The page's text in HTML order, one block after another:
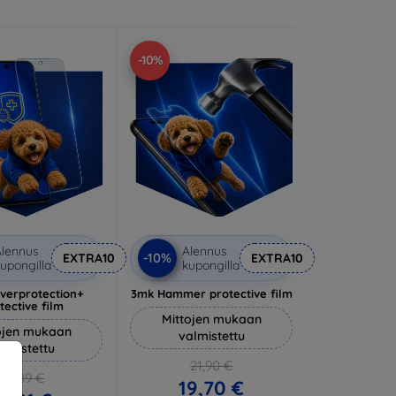
EXTRA10
film
mukaan
20,89 €
-10%
-10%
Alennus
kupongilla
EXTRA10
3mk Hammer protective film
Mittojen mukaan
valmistettu
21,90 €
19,70 €